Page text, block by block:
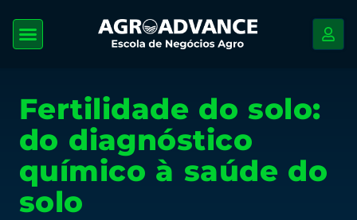
Fertilidade do solo:
do diagnóstico
químico à saúde do
solo